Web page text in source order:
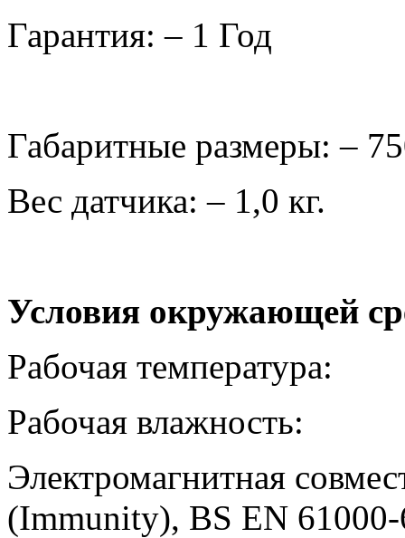
Гарантия: – 1 Год
Габаритные размеры: –
Вес датчика: – 1,0 кг.
Условия окружающей
Рабочая
Рабочая
Электромагнитная
(Immunity), BS EN